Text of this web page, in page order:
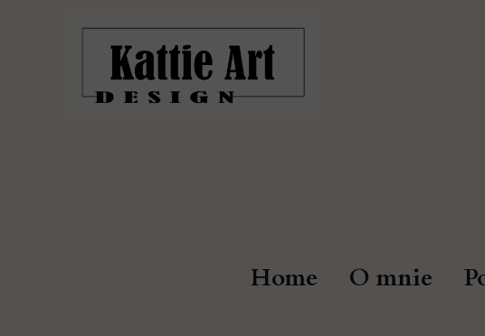
Home O mnie